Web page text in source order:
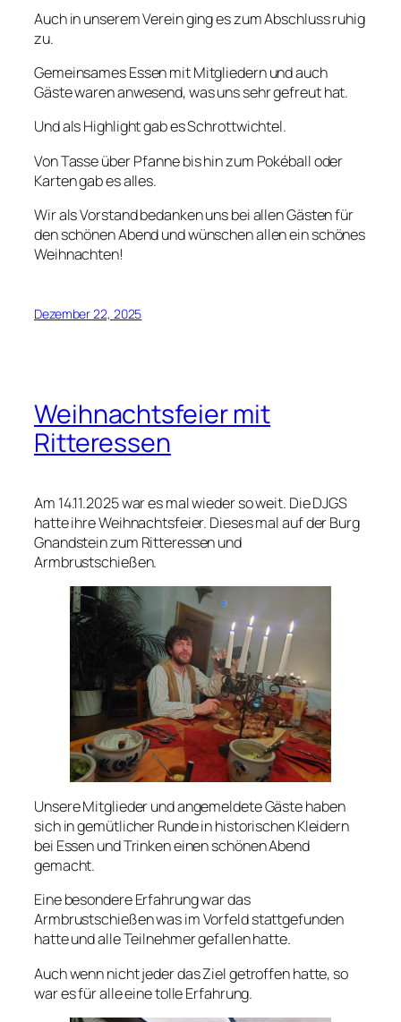
Auch in unserem Verein ging es zum Abschluss ruhig
zu.
Gemeinsames Essen mit Mitgliedern und auch
Gäste waren anwesend, was uns sehr gefreut hat.
Und als Highlight gab es Schrottwichtel.
Von Tasse über Pfanne bis hin zum Pokéball oder
Karten gab es alles.
Wir als Vorstand bedanken uns bei allen Gästen für
den schönen Abend und wünschen allen ein schönes
Weihnachten!
Dezember 22, 2025
Weihnachtsfeier mit
Ritteressen
Am 14.11.2025 war es mal wieder so weit. Die DJGS
hatte ihre Weihnachtsfeier. Dieses mal auf der Burg
Gnandstein zum Ritteressen und
Armbrustschießen.
Unsere Mitglieder und angemeldete Gäste haben
sich in gemütlicher Runde in historischen Kleidern
bei Essen und Trinken einen schönen Abend
gemacht.
Eine besondere Erfahrung war das
Armbrustschießen was im Vorfeld stattgefunden
hatte und alle Teilnehmer gefallen hatte.
Auch wenn nicht jeder das Ziel getroffen hatte, so
war es für alle eine tolle Erfahrung.